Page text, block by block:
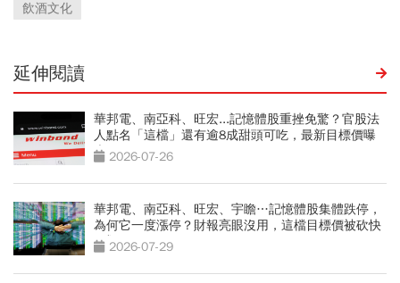
飲酒文化
延伸閱讀
華邦電、南亞科、旺宏...記憶體股重挫免驚？官股法
人點名「這檔」還有逾8成甜頭可吃，最新目標價曝
光 2026-07-26
華邦電、南亞科、旺宏、宇瞻…記憶體股集體跌停，
為何它一度漲停？財報亮眼沒用，這檔目標價被砍快
3成2026-07-29